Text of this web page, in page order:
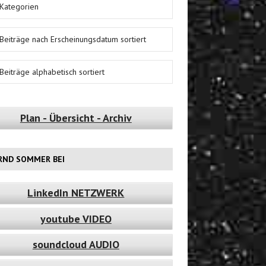
Kategorien
Beiträge nach Erscheinungsdatum sortiert
Beiträge alphabetisch sortiert
Plan - Übersicht - Archiv
SOMMER BEI
LinkedIn NETZWERK
youtube VIDEO
soundcloud AUDIO